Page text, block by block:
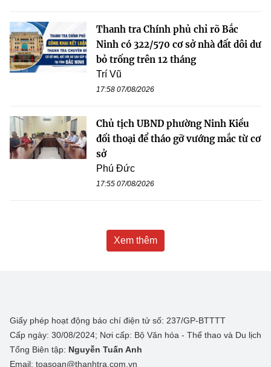
Thanh tra Chính phủ chỉ rõ Bắc
Ninh có 322/570 cơ sở nhà đất dôi dư
bỏ trống trên 12 tháng
Trí Vũ
17:58 07/08/2026
Chủ tịch UBND phường Ninh Kiều
đối thoại để tháo gỡ vướng mắc từ cơ
sở
Phú Đức
17:55 07/08/2026
Xem thêm
Giấy phép hoạt động báo chí điện tử số: 237/GP-BTTTT
Cấp ngày: 30/08/2024; Nơi cấp: Bộ Văn hóa - Thể thao và Du lịch
Tổng Biên tập: Nguyễn Tuấn Anh
Email: toasoan@thanhtra.com.vn